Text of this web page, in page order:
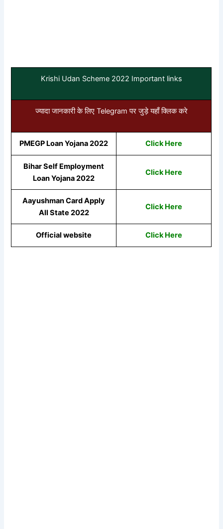
Krishi Udan Scheme 2022 Important links
ज्यादा जानकारी के लिए Telegram पर जुड़े यहाँ क्लिक करे
PMEGP Loan Yojana 2022 Click Here
Bihar Self Employment
Loan Yojana 2022
Click Here
Aayushman Card Apply
All State 2022
Click Here
Official website Click Here